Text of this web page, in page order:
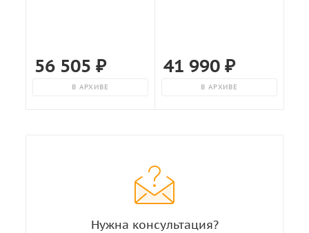
56 505 ₽
В АРХИВЕ
41 990 ₽
В АРХИВЕ
Нужна консультация?